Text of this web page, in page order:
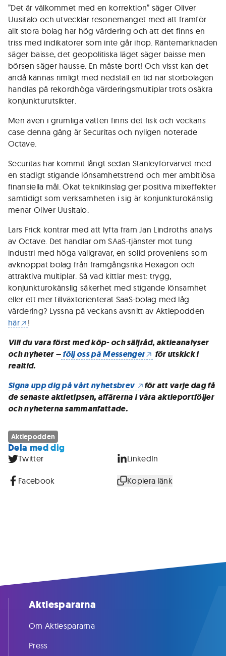
”Det är välkommet med en korrektion” säger Oliver
Uusitalo och utvecklar resonemanget med att framför
allt stora bolag har hög värdering och att det finns en
triss med indikatorer som inte går ihop. Räntemarknaden
säger baisse, det geopolitiska läget säger baisse men
börsen säger hausse. En måste bort! Och visst kan det
ändå kännas rimligt med nedställ en tid när storbolagen
handlas på rekordhöga värderingsmultiplar trots osäkra
konjunkturutsikter.
Men även i grumliga vatten finns det fisk och veckans
case denna gång är Securitas och nyligen noterade
Octave.
Securitas har kommit långt sedan Stanleyförvärvet med
en stadigt stigande lönsamhetstrend och mer ambitiösa
finansiella mål. Ökat teknikinslag ger positiva mixeffekter
samtidigt som verksamheten i sig är konjunkturokänslig
menar Oliver Uusitalo.
Lars Frick kontrar med att lyfta fram Jan Lindroths analys
av Octave. Det handlar om SAaS-tjänster mot tung
industri med höga vallgravar, en solid proveniens som
avknoppat bolag från framgångsrika Hexagon och
attraktiva multiplar. Så vad kittlar mest: trygg,
konjunkturokänslig säkerhet med stigande lönsamhet
eller ett mer tillväxtorienterat SaaS-bolag med låg
värdering? Lyssna på veckans avsnitt av Aktiepodden
här
!
Vill du vara först med köp- och säljråd, aktieanalyser
och nyheter –följ oss på Messenger
för utskick i
realtid.
Signa upp dig på vårt nyhetsbrev
för att varje dag få
de senaste aktietipsen, affärerna i våra aktieportföljer
och nyheterna sammanfattade.
Aktiepodden
Dela med dig
Twitter LinkedIn
Facebook Kopiera länk
Aktiespararna
Om Aktiespararna
Press